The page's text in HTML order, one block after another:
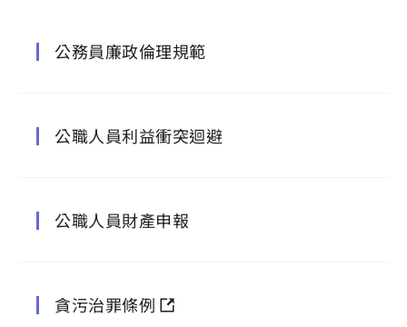
公務員廉政倫理規範
公職人員利益衝突迴避
公職人員財產申報
貪污治罪條例